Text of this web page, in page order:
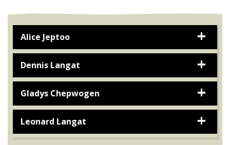
Alice Jeptoo
Dennis Langat
Gladys Chepwogen
Leonard Langat